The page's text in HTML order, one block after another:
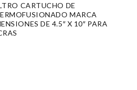
CARTUCHO DE
MARCA
DE 4.5″ X 10″ PARA